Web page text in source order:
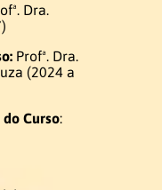
Dra.
Profª. Dra.
(2024 a
do Curso: